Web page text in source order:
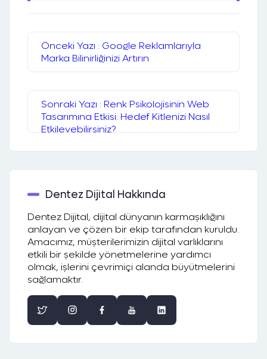
Önceki Yazı : Google Reklamlarıyla
Marka Bilinirliğinizi Artırın
Sonraki Yazı : Renk Psikolojisinin Web
Tasarımına Etkisi: Hedef Kitlenizi Nasıl
Etkileyebilirsiniz?
Dentez Dijital Hakkında
Dentez Dijital, dijital dünyanın karmaşıklığını
anlayan ve çözen bir ekip tarafından kuruldu.
Amacımız, müşterilerimizin dijital varlıklarını
etkili bir şekilde yönetmelerine yardımcı
olmak, işlerini çevrimiçi alanda büyütmelerini
sağlamaktır.